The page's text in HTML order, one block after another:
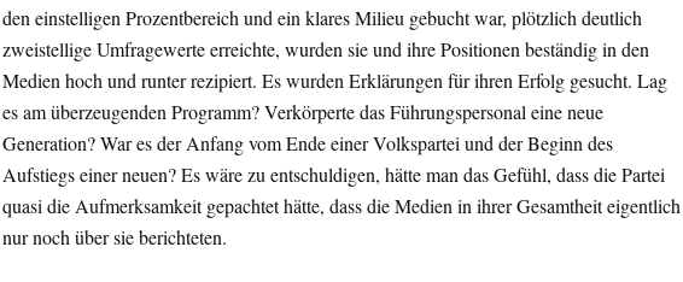
den einstelligen Prozentbereich und ein klares Milieu gebucht war, plötzlich deutlich
zweistellige Umfragewerte erreichte, wurden sie und ihre Positionen beständig in den
Medien hoch und runter rezipiert. Es wurden Erklärungen für ihren Erfolg gesucht. Lag
es am überzeugenden Programm? Verkörperte das Führungspersonal eine neue
Generation? War es der Anfang vom Ende einer Volkspartei und der Beginn des
Aufstiegs einer neuen? Es wäre zu entschuldigen, hätte man das Gefühl, dass die Partei
quasi die Aufmerksamkeit gepachtet hätte, dass die Medien in ihrer Gesamtheit eigentlich
nur noch über sie berichteten.